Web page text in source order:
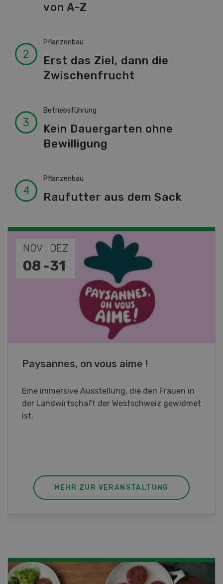
von A-Z
Pflanzenbau
Erst das Ziel, dann die
Zwischenfrucht
Betriebsführung
Kein Dauergarten ohne
Bewilligung
Pflanzenbau
Raufutter aus dem Sack
NOV
19 -
JAN
28
Fachkurs Aquakultur
Sind Sie in der Fischzucht tätig oder
interessieren Sie sich für das Thema? In
diesem Fall ist unser FBA-Weiterbildungskurs
MEHR ZUR VERANSTALTUNG